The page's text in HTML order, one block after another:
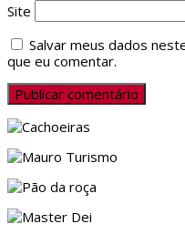
Site
Salvar meus dados
que eu comentar.